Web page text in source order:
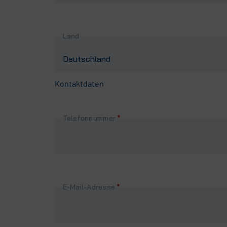
Land
Kontaktdaten
Pflichtfeld
Telefonnummer *
Pflichtfeld
E-Mail-Adresse *